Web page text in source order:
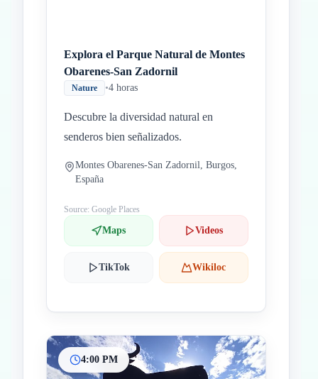
Explora el Parque Natural de Montes
Obarenes-San Zadornil
Nature •4 horas
Descubre la diversidad natural en
senderos bien señalizados.
Montes Obarenes-San Zadornil, Burgos,
España
Source: Google Places
Maps Videos
TikTok Wikiloc
4:00 PM